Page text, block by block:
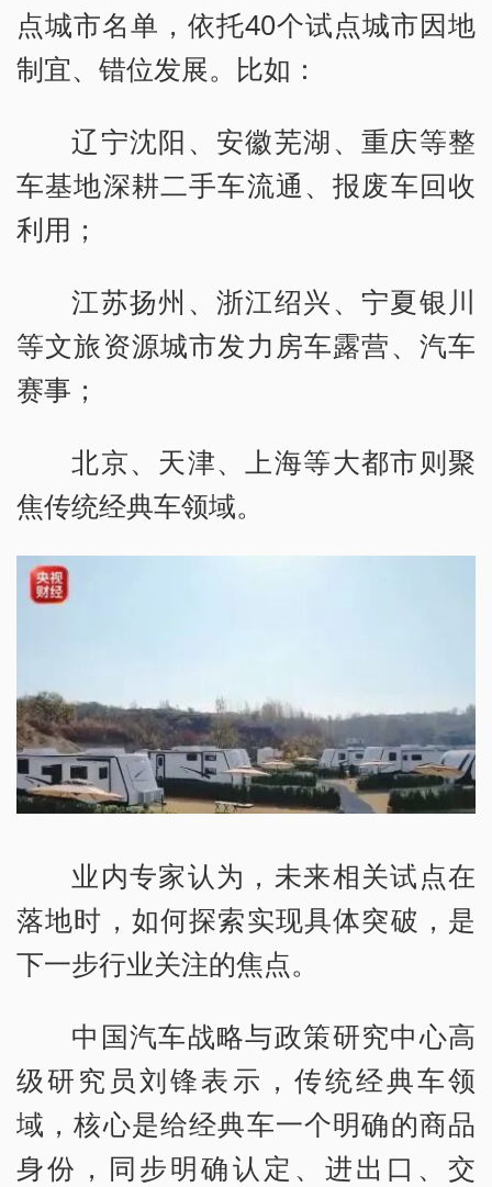
点城市名单，依托40个试点城市因地
制宜、错位发展。比如：
辽宁沈阳、安徽芜湖、重庆等整
车基地深耕二手车流通、报废车回收
利用；
江苏扬州、浙江绍兴、宁夏银川
等文旅资源城市发力房车露营、汽车
赛事；
北京、天津、上海等大都市则聚
焦传统经典车领域。
业内专家认为，未来相关试点在
落地时，如何探索实现具体突破，是
下一步行业关注的焦点。
中国汽车战略与政策研究中心高
级研究员刘锋表示，传统经典车领
域，核心是给经典车一个明确的商品
身份，同步明确认定、进出口、交